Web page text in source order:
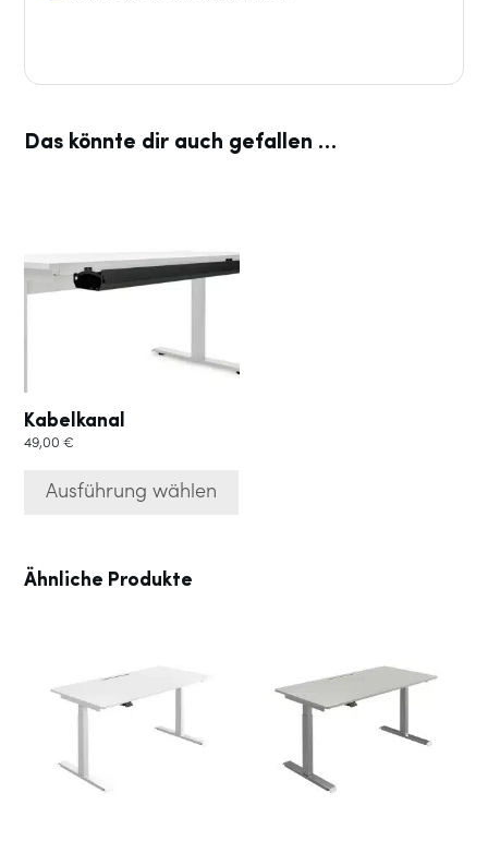
Das könnte dir auch gefallen …
Kabelkanal
49,00 €
Ausführung wählen
Varianten
auf
der
Produktseite
werden
Ähnliche Produkte